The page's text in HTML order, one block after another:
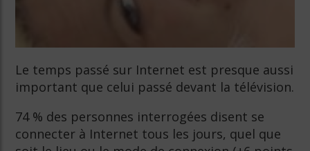
Le temps passé sur Internet est presque aussi
important que celui passé devant la télévision.
74 % des personnes interrogées disent se
connecter à Internet tous les jours, quel que